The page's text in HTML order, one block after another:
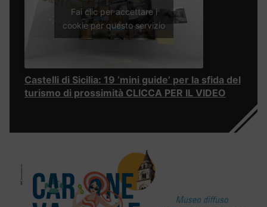
Fai clic per accettare i
cookie per questo servizio
Castelli di Sicilia: 19 ‘mini guide’ per la sfida del
turismo di prossimità CLICCA PER IL VIDEO